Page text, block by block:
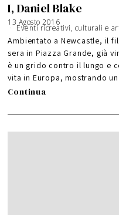
I, Daniel Blake
13 Agosto 2016
Eventi ricreativi, culturali e
Ambientato a Newcastle, il
sera in Piazza Grande, già
è un grido contro il lungo e
vita in Europa, mostrando
Continua